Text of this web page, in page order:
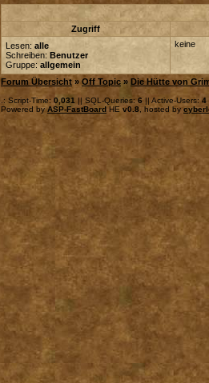
Zugriff
Lesen: alle
Schreiben: Benutzer
Gruppe: allgemein
keine
Forum Übersicht » Off Topic » Die Hütte von
.: Script-Time: 0,031 || SQL-Queries: 6 || Active-Users: 4
Powered byASP-FastBoard HE v0.8 , hosted by